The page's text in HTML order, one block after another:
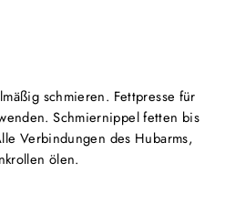
schmieren. Fettpresse für
Schmiernippel fetten bis
Verbindungen des Hubarms,
ölen.